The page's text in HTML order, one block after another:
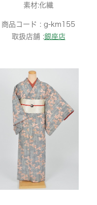
素材:化繊
商品コード : g-km155
取扱店舗 :銀座店